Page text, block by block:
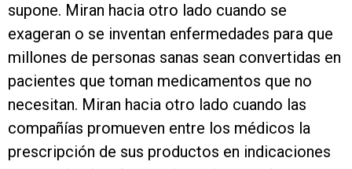
supone. Miran hacia otro lado cuando se
exageran o se inventan enfermedades para que
millones de personas sanas sean convertidas en
pacientes que toman medicamentos que no
necesitan. Miran hacia otro lado cuando las
compañías promueven entre los médicos la
prescripción de sus productos en indicaciones